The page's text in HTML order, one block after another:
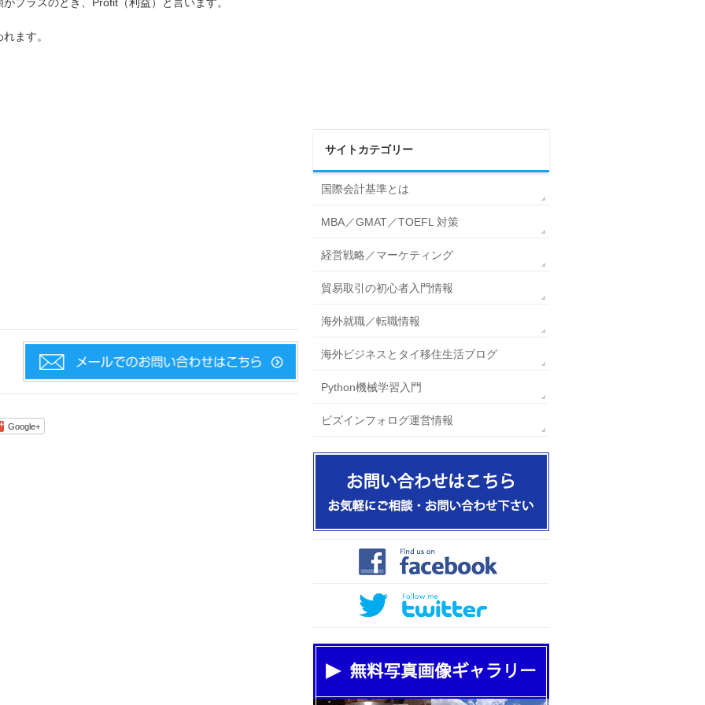
ます。
Google+
サイトカテゴリー
国際会計基準とは
MBA／GMAT／TOEFL 対策
経営戦略／マーケティング
貿易取引の初心者入門情報
海外就職／転職情報
海外ビジネスとタイ移住生活ブログ
Python機械学習入門
ビズインフォログ運営情報